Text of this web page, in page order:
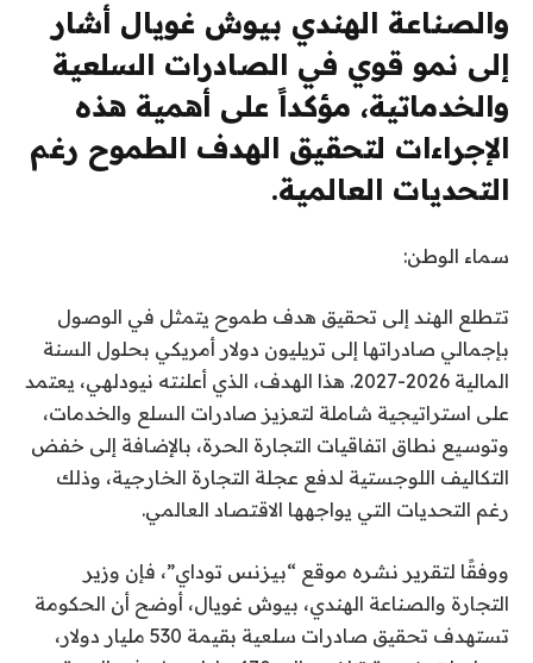
والصناعة الهندي بيوش غويال أشار
إلى نمو قوي في الصادرات السلعية
والخدماتية، مؤكداً على أهمية هذه
الإجراءات لتحقيق الهدف الطموح رغم
التحديات العالمية.
سماء الوطن:
تتطلع الهند إلى تحقيق هدف طموح يتمثل في الوصول
بإجمالي صادراتها إلى تريليون دولار أمريكي بحلول السنة
المالية 2026-2027. هذا الهدف، الذي أعلنته نيودلهي، يعتمد
على استراتيجية شاملة لتعزيز صادرات السلع والخدمات،
وتوسيع نطاق اتفاقيات التجارة الحرة، بالإضافة إلى خفض
التكاليف اللوجستية لدفع عجلة التجارة الخارجية، وذلك
رغم التحديات التي يواجهها الاقتصاد العالمي.
ووفقًا لتقرير نشره موقع “بيزنس توداي”، فإن وزير
التجارة والصناعة الهندي، بيوش غويال، أوضح أن الحكومة
تستهدف تحقيق صادرات سلعية بقيمة 530 مليار دولار،